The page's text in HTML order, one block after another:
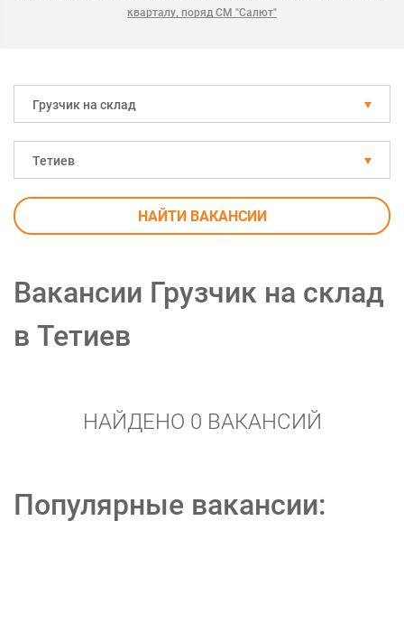
кварталу, поряд СМ "Салют"
Грузчик на склад
Тетиев
НАЙТИ ВАКАНСИИ
Вакансии Грузчик на склад
в Тетиев
НАЙДЕНО 0 ВАКАНСИЙ
Популярные вакансии: